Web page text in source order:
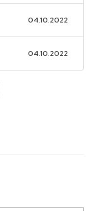
04.10.2022
04.10.2022